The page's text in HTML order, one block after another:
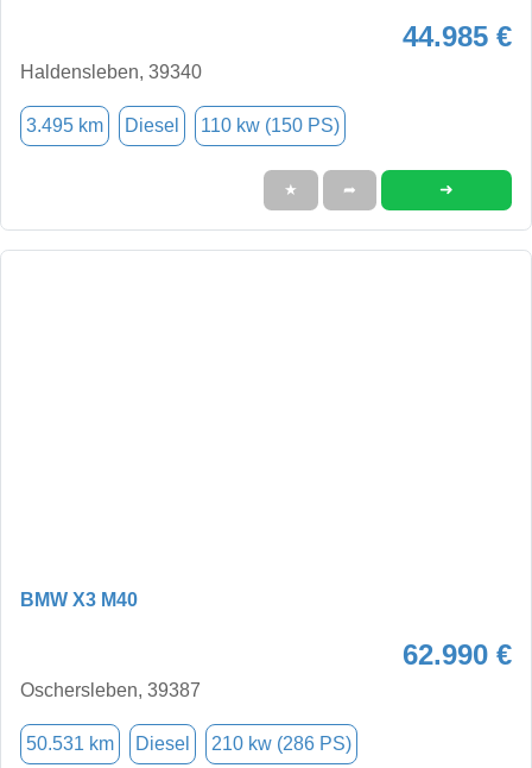
44.985 €
Haldensleben, 39340
3.495 km Diesel 110 kw (150 PS)
★ ➦ ➜
BMW X3 M40
62.990 €
Oschersleben, 39387
50.531 km Diesel 210 kw (286 PS)